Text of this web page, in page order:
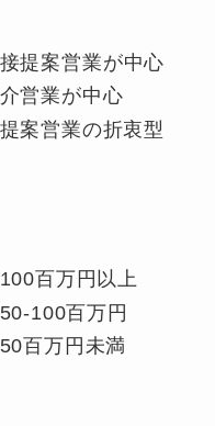
提案営業が中心
営業が中心
案営業の折衷型
百万円以上
100百万円
百万円未満